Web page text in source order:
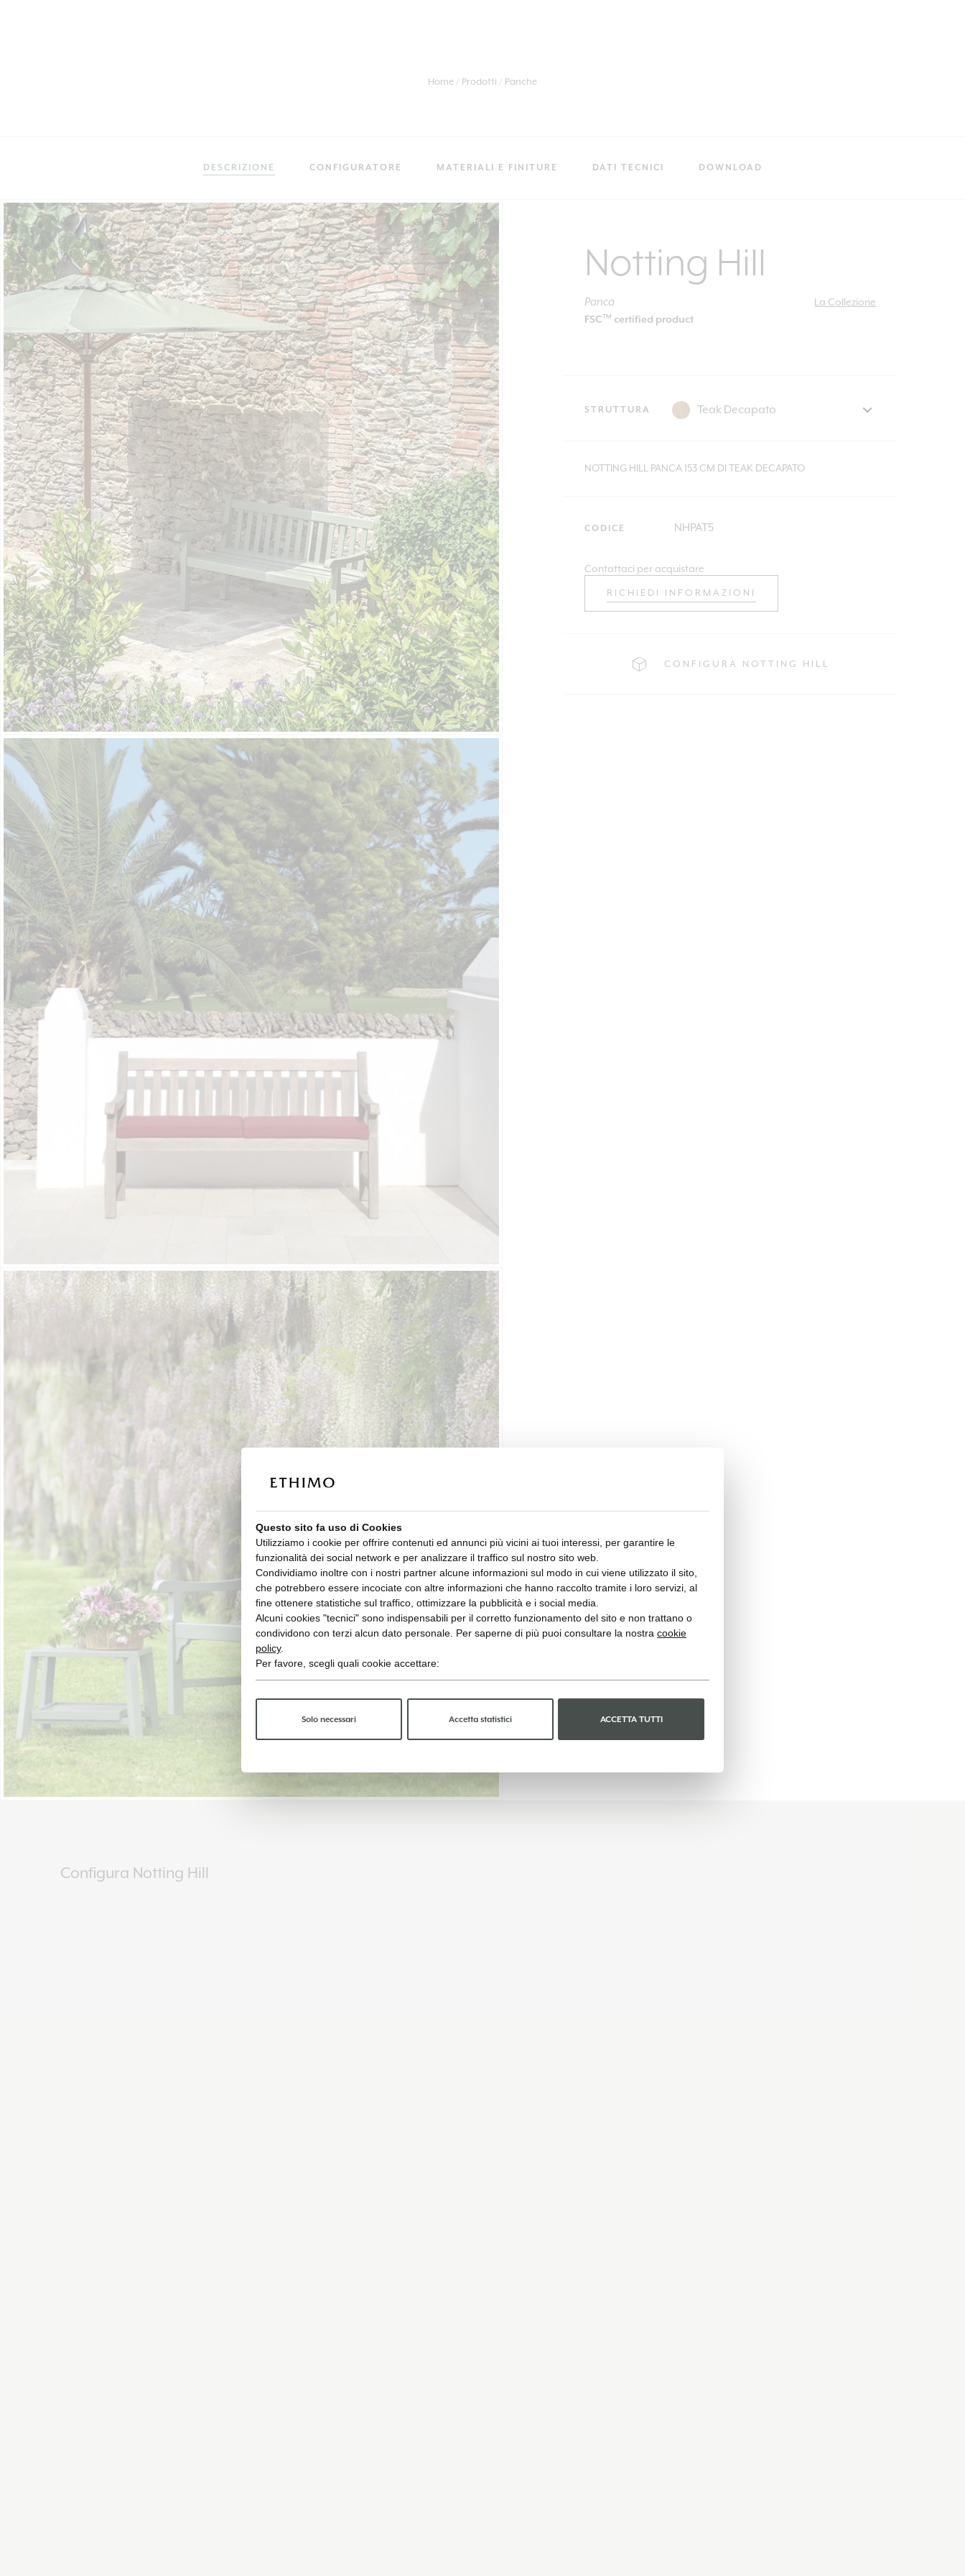
Questo sito fa uso di Cookies
Utilizziamo i cookie per offrire contenuti ed annunci più vicini ai tuoi interessi, per garantire le
funzionalità dei social network e per analizzare il traffico sul nostro sito web.
Condividiamo inoltre con i nostri partner alcune informazioni sul modo in cui viene utilizzato il sito,
che potrebbero essere incociate con altre informazioni che hanno raccolto tramite i loro servizi, al
fine ottenere statistiche sul traffico, ottimizzare la pubblicità e i social media.
Alcuni cookies "tecnici" sono indispensabili per il corretto funzionamento del sito e non trattano o
condividono con terzi alcun dato personale. Per saperne di più puoi consultare la nostra cookie
policy.
Per favore, scegli quali cookie accettare:
Solo necessari Accetta statistici ACCETTA TUTTI
Home Prodotti Panche
DESCRIZIONE CONFIGURATORE MATERIALI E FINITURE DATI TECNICI DOWNLOAD
Notting Hill
Panca
FSCTM certified product
La Collezione
STRUTTURA
NOTTING HILL PANCA 153 CM DI TEAK DECAPATO
CODICE NHPAT5
Contattaci per acquistare
RICHIEDI INFORMAZIONI
CONFIGURA NOTTING HILL
Configura Notting Hill